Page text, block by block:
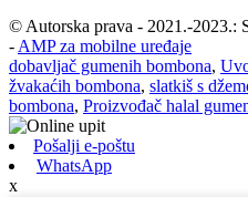
© Autorska prava - 2021.-2023.:
- AMP za mobilne uređaje
dobavljač gumenih bombona,
žvakaćih bombona, slatkiš s
bombona, Proizvođač halal
Pošalji e-poštu
WhatsApp
x